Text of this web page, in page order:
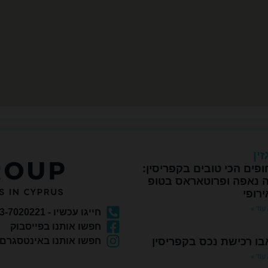
יד 2
הכי טובים בקפריסין:
נאפה ופרוטאראס בטופ
»
רכישת נכס בקפריסין
»
חייגו עכשיו - 073-7020221
חפשו אותנו בפייסבוק
חפשו אותנו